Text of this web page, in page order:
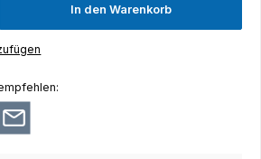
In den Warenkorb